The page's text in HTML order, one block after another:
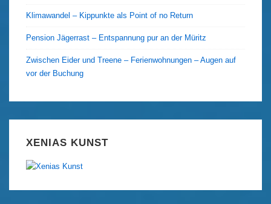
Klimawandel – Kippunkte als Point of no Return
Pension Jägerrast – Entspannung pur an der Müritz
Zwischen Eider und Treene – Ferienwohnungen – Augen auf
vor der Buchung
XENIAS KUNST